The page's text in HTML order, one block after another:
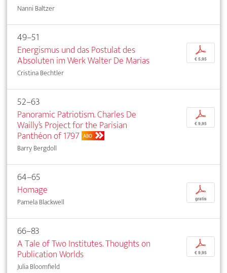
Nanni Baltzer
49–51
Energismus und das Postulat des
Absoluten im Werk Walter De Marias
Cristina Bechtler
p
€ 5,95
52–63
Panoramic Patriotism. Charles De
Wailly’s Project for the Parisian
Panthéon of 1797 ABO
Barry Bergdoll
p
€ 9,95
64–65
Homage
Pamela Blackwell
p
gratis
66–83
A Tale of Two Institutes. Thoughts on
Publication Worlds
Julia Bloomfield
p
€ 9,95